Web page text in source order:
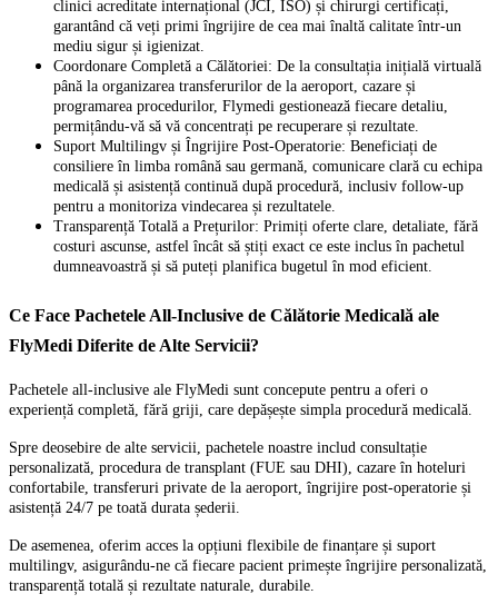
clinici acreditate internațional (JCI, ISO) și chirurgi certificați,
garantând că veți primi îngrijire de cea mai înaltă calitate într-un
mediu sigur și igienizat.
Coordonare Completă a Călătoriei: De la consultația inițială virtuală
până la organizarea transferurilor de la aeroport, cazare și
programarea procedurilor, Flymedi gestionează fiecare detaliu,
permițându-vă să vă concentrați pe recuperare și rezultate.
Suport Multilingv și Îngrijire Post-Operatorie: Beneficiați de
consiliere în limba română sau germană, comunicare clară cu echipa
medicală și asistență continuă după procedură, inclusiv follow-up
pentru a monitoriza vindecarea și rezultatele.
Transparență Totală a Prețurilor: Primiți oferte clare, detaliate, fără
costuri ascunse, astfel încât să știți exact ce este inclus în pachetul
dumneavoastră și să puteți planifica bugetul în mod eficient.
Ce Face Pachetele All-Inclusive de Călătorie Medicală ale
FlyMedi Diferite de Alte Servicii?
Pachetele all-inclusive ale FlyMedi sunt concepute pentru a oferi o
experiență completă, fără griji, care depășește simpla procedură medicală.
Spre deosebire de alte servicii, pachetele noastre includ consultație
personalizată, procedura de transplant (FUE sau DHI), cazare în hoteluri
confortabile, transferuri private de la aeroport, îngrijire post-operatorie și
asistență 24/7 pe toată durata șederii.
De asemenea, oferim acces la opțiuni flexibile de finanțare și suport
multilingv, asigurându-ne că fiecare pacient primește îngrijire personalizată,
transparență totală și rezultate naturale, durabile.